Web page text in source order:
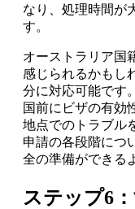
なり、処理時間が
す。
オーストラリア国
感じられるかもし
分に対応可能です
国前にビザの有効
地点でのトラブル
申請の各段階につ
全の準備ができる
ステップ6